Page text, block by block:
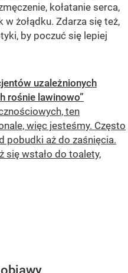
kołatanie serca,
żołądku. Zdarza się też,
by poczuć się lepiej
uzależnionych
rośnie lawinowo”
ten
więc jesteśmy. Często
pobudki aż do zaśnięcia.
się wstało do toalety,